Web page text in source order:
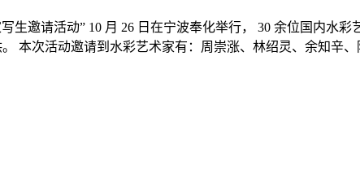
生邀请活动” 10 月 26 日在宁波奉化举行， 30 余位国内水
本次活动邀请到水彩艺术家有：周崇涨、林绍灵、余知辛、